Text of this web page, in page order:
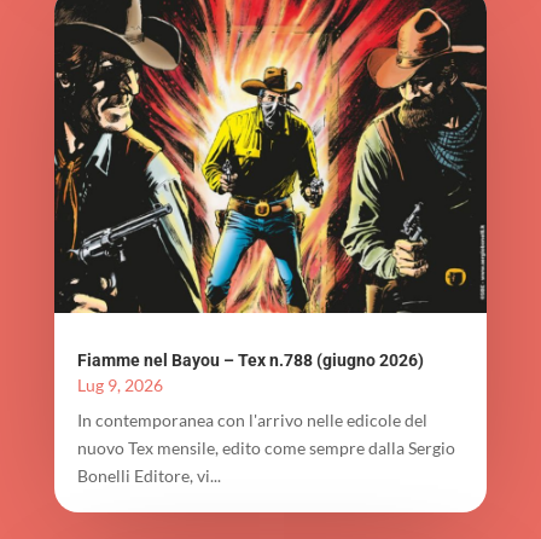
Fiamme nel Bayou – Tex n.788 (giugno 2026)
Lug 9, 2026
In contemporanea con l'arrivo nelle edicole del
nuovo Tex mensile, edito come sempre dalla Sergio
Bonelli Editore, vi...